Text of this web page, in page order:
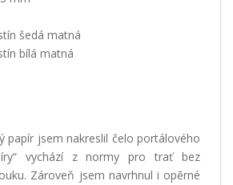
šedá matná
bílá matná
papír jsem nakreslil čelo portálového
vychází z normy pro trať bez
Zároveň jsem navrhnul i opěrné